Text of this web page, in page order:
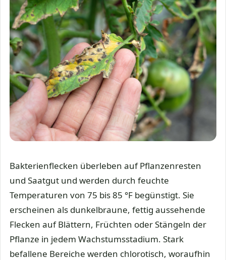
Bakterienflecken überleben auf Pflanzenresten
und Saatgut und werden durch feuchte
Temperaturen von 75 bis 85 °F begünstigt. Sie
erscheinen als dunkelbraune, fettig aussehende
Flecken auf Blättern, Früchten oder Stängeln der
Pflanze in jedem Wachstumsstadium. Stark
befallene Bereiche werden chlorotisch, woraufhin